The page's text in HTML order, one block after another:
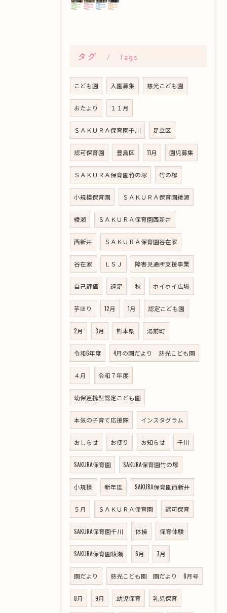
タグ Tags
こども園 入園募集 慈光こども園
おたより １１月
ＳＡＫＵＲＡ保育園千川 足立区
認可保育園 豊島区 11月 園児募集
ＳＡＫＵＲＡ保育園竹の塚 竹の塚
小規模保育園 ＳＡＫＵＲＡ保育園綾瀬
綾瀬 ＳＡＫＵＲＡ保育園西新井
西新井 ＳＡＫＵＲＡ保育園谷在家
谷在家 ＬＳＪ 障害児通所支援事業
自己評価 遠足 秋 ホイホイ広場
芋ほり 12月 1月 認定こども園
2月 3月 熊本県 湯前町
令和6年度 4月の園だより 慈光こども園
４月 令和７年度
幼保連携型認定こども園
本気の子育て応援隊 インスタグラム
おしらせ お便り お知らせ 千川
SAKURA保育園 SAKURA保育園竹の塚
小規模 新年度 SAKURA保育園西新井
５月 ＳＡＫＵＲＡ保育園 認可保育
SAKURA保育園千川 体操 保育体験
SAKURA保育園綾瀬 6月 7月
園だより 慈光こども園 園だより 8月号
8月 9月 幼児保育 乳児保育